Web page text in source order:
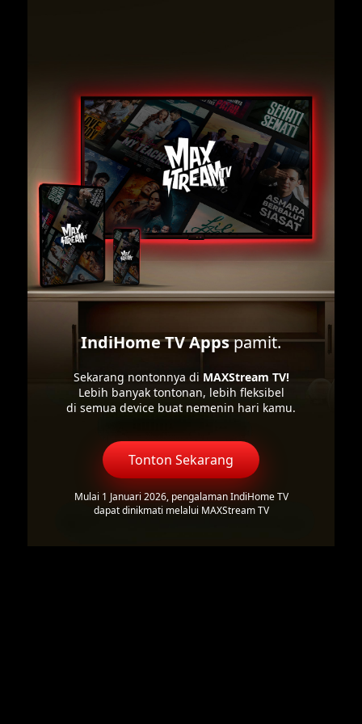
IndiHome TV Appspamit.
Sekarang nontonnya di MAXStream TV!
Lebih banyak tontonan, lebih fleksibel
di semua device buat nemenin hari kamu.
Tonton Sekarang
Mulai 1 Januari 2026, pengalaman IndiHome TV
dapat dinikmati melalui MAXStream TV